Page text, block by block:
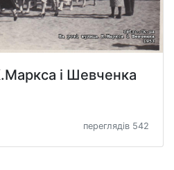
і Шевченка
переглядів 542
💸
Ukraine ❤
widget 📌